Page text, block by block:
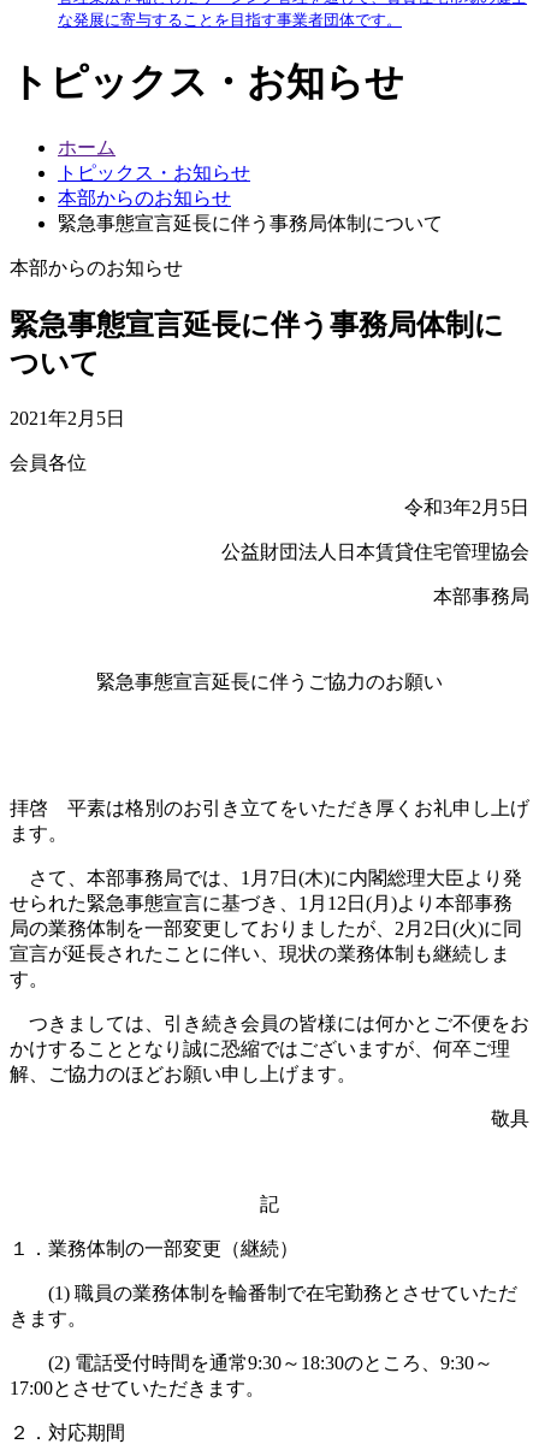
な発展に寄与することを目指す事業者団体です。
トピックス・お知らせ
ホーム
トピックス・お知らせ
本部からのお知らせ
緊急事態宣言延長に伴う事務局体制について
本部からのお知らせ
緊急事態宣言延長に伴う事務局体制に
ついて
2021年2月5日
会員各位
令和3年2月5日
公益財団法人日本賃貸住宅管理協会
本部事務局
緊急事態宣言延長に伴うご協力のお願い
拝啓 平素は格別のお引き立てをいただき厚くお礼申し上げ
ます。
さて、本部事務局では、1月 7日 (木)に内閣総理大臣より発
せられた緊急事態宣言に基づき、1月12日(月)より本部事務
局の業務体制を一部変更しておりましたが、2月2日(火)に同
宣言が延長されたことに伴い、現状の業務体制も継続しま
す。
つきましては、引き続き会員の皆様には何かとご不便をお
かけすることとなり誠に恐縮ではございますが、何卒ご理
解、ご協力のほどお願い申し上げます。
敬具
記
１．業務体制の一部変更（継続）
(1) 職員の業務体制を輪番制で在宅勤務とさせていただ
きます。
(2) 電話受付時間を通常9:30～ 18:30のところ、9:30～
17:00とさせていただきます。
２．対応期間